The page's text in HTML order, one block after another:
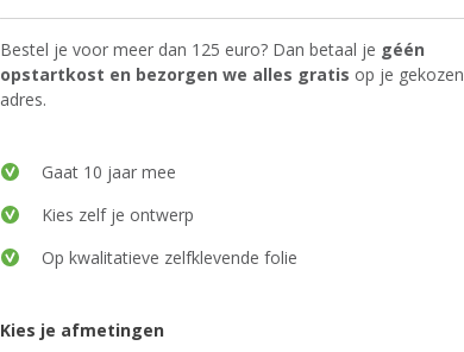
Bestel je voor meer dan 125 euro? Dan betaal je géén
opstartkost en bezorgen we alles gratis op je gekozen
adres.
Gaat 10 jaar mee
Kies zelf je ontwerp
Op kwalitatieve zelfklevende folie
Kies je afmetingen